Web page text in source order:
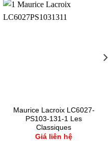
Maurice Lacroix LC6027-
PS103-131-1 Les
Classiques
Giá liên hệ